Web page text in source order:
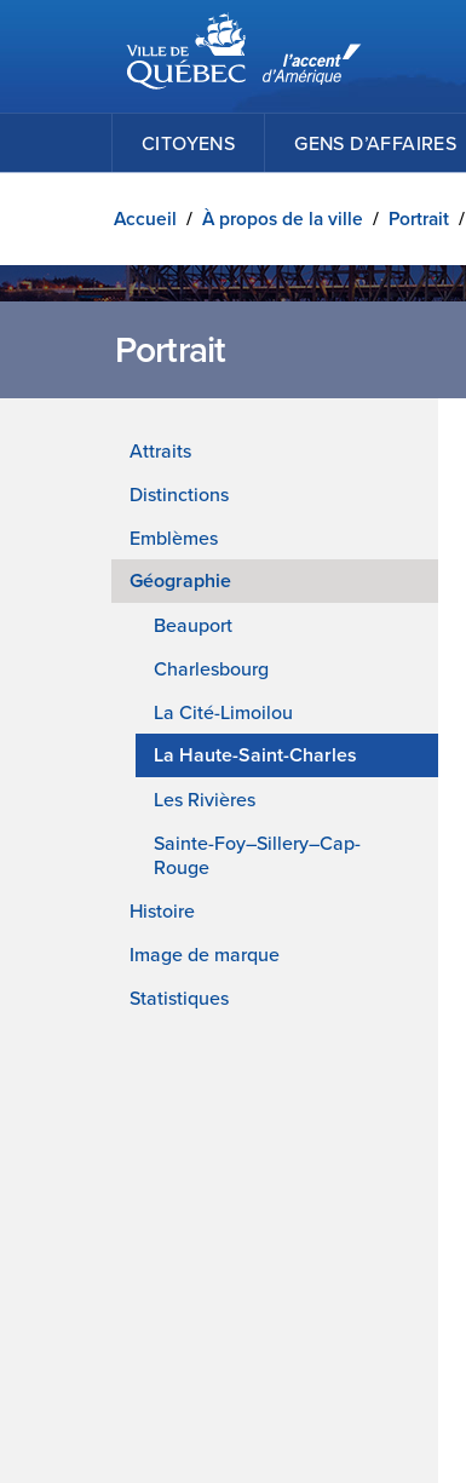
Passer au contenu principal
Ville de Québec
CITOYENS GENS D’AFFAIRES
Accueil / À propos de la ville / Portrait /
Portrait
Attraits
Distinctions
Emblèmes
Géographie
Beauport
Charlesbourg
La Cité-Limoilou
La Haute-Saint-Charles
Les Rivières
Sainte-Foy–Sillery–Cap-
Rouge
Histoire
Image de marque
Statistiques